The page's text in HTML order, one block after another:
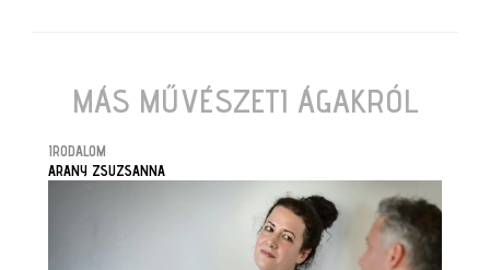
MÁS MŰVÉSZETI ÁGAKRÓL
IRODALOM
ARANY ZSUZSANNA